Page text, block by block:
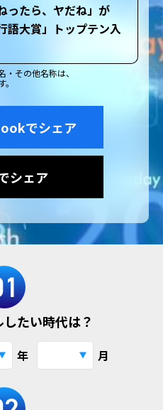
ったら、ヤだね」が
語大賞」トップテン入
その他名称は、
でシェア
シェア
たい時代は？
年 月